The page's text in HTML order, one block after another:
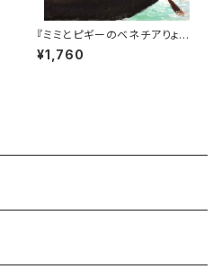
『ミミとピギーのベネチアりょこ
う』
¥1,760